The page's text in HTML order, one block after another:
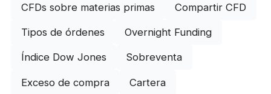
CFDs sobre materias primas Compartir CFD
Tipos de órdenes Overnight Funding
Índice Dow Jones Sobreventa
Exceso de compra Cartera